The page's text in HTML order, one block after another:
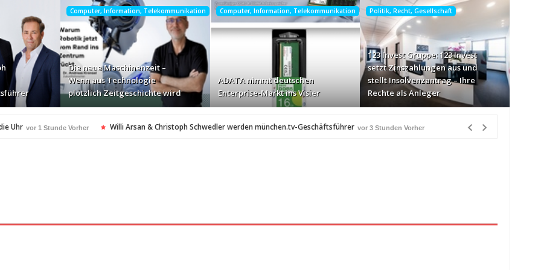
Computer, Information, Telekommunikation
Die neue Maschinenzeit –
Wenn aus Technologie
plötzlich Zeitgeschichte wird
Computer, Information, Telekommunikation
ADATA nimmt deutschen
Enterprise-Markt ins Visier
Politik, Recht, Gesellschaft
123 Invest Gruppe: 123 Invest
setzt Zinszahlungen aus und
stellt Insolvenzantrag – Ihre
Rechte als Anleger
Uhr vor 1 Stunde Vorher Willi Arsan & Christoph Schwedler werden münchen.tv-Geschäftsführer vor 3 Stunden Vorher
Batterie-Unabhängigkeit: Die Entstehung des Battery Valley in Québec
Virginia Beach
Angebot für Hotels